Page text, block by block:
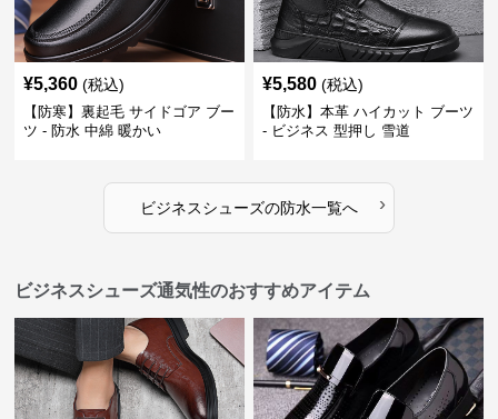
¥5,360 (税込)
【防寒】裏起毛 サイドゴア ブー
ツ - 防水 中綿 暖かい
¥5,580 (税込)
【防水】本革 ハイカット ブーツ
- ビジネス 型押し 雪道
ビジネスシューズの防水一覧へ ›
ビジネスシューズ通気性のおすすめアイテム